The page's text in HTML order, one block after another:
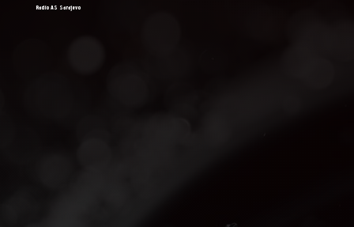
Radio AS Sarajevo